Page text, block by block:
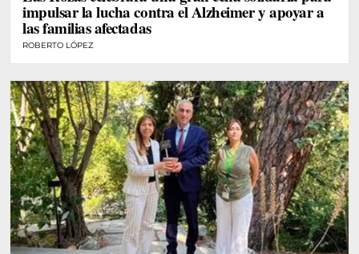
impulsar la lucha contra el Alzheimer y apoyar a
las familias afectadas
ROBERTO LÓPEZ